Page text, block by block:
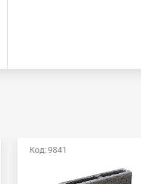
Код: 9841